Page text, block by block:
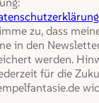
zu, dass
in den
werden.
für die